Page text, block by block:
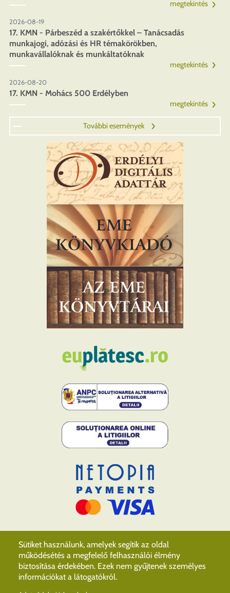
megtekintés
2026-08-19
17. KMN - Párbeszéd a szakértőkkel – Tanácsadás
munkajogi, adózási és HR témakörökben,
munkavállalóknak és munkáltatóknak
megtekintés
2026-08-20
17. KMN - Mohács 500 Erdélyben
megtekintés
További események
Sütiket használunk, amelyek segítik az oldal
működésétés a megfelelő felhasználói élmény
biztosítása érdekében. Ezek nem gyűjtenek személyes
információkat a látogatókról.